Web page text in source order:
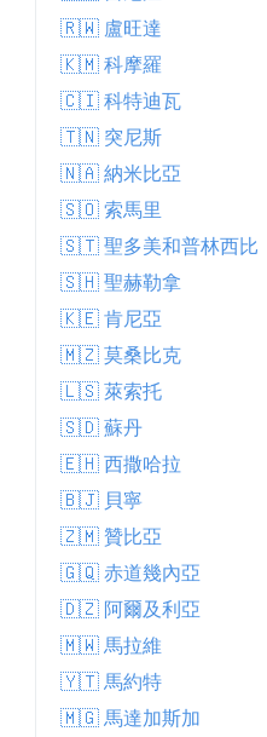
🇷🇼 盧旺達
🇰🇲 科摩羅
🇨🇮 科特迪瓦
🇹🇳 突尼斯
🇳🇦 納米比亞
🇸🇴 索馬里
🇸🇹 聖多美和普林西比
🇸🇭 聖赫勒拿
🇰🇪 肯尼亞
🇲🇿 莫桑比克
🇱🇸 萊索托
🇸🇩 蘇丹
🇪🇭 西撒哈拉
🇧🇯 貝寧
🇿🇲 贊比亞
🇬🇶 赤道幾內亞
🇩🇿 阿爾及利亞
🇲🇼 馬拉維
🇾🇹 馬約特
🇲🇬 馬達加斯加